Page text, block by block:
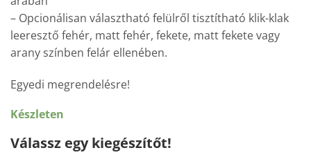
– Opcionálisan választható felülről tisztítható klik-klak
leeresztő fehér, matt fehér, fekete, matt fekete vagy
arany színben felár ellenében.
Egyedi megrendelésre!
Készleten
Válassz egy kiegészítőt!